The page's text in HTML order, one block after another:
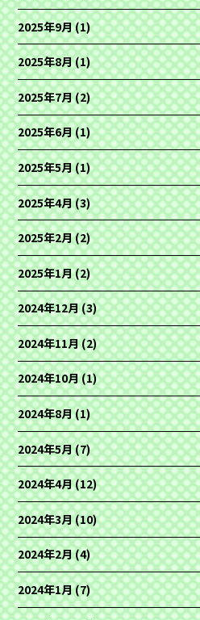
2025年9月(1)
2025年8月(1)
2025年7月(2)
2025年6月(1)
2025年5月(1)
2025年4月(3)
2025年2月(2)
2025年1月(2)
2024年12月(3)
2024年11月(2)
2024年10月(1)
2024年8月(1)
2024年5月(7)
2024年4月(12)
2024年3月(10)
2024年2月(4)
2024年1月(7)